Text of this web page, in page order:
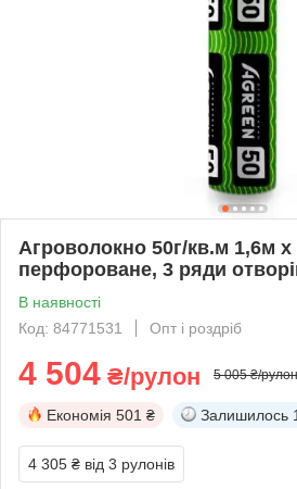
Агроволокно 50г/кв.м 1,6м х
перфороване, 3 ряди
В наявності
Код: 84771531
Опт і роздріб
4 504 ₴/рулон 5 005 ₴/рулон
Економія 501 ₴ Залишилось
4 305 ₴ від 3 рулонів